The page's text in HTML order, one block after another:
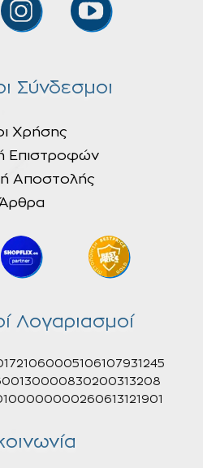
Σύνδεσμοι
Χρήσης
Επιστροφών
Αποστολής
Λογαριασμοί